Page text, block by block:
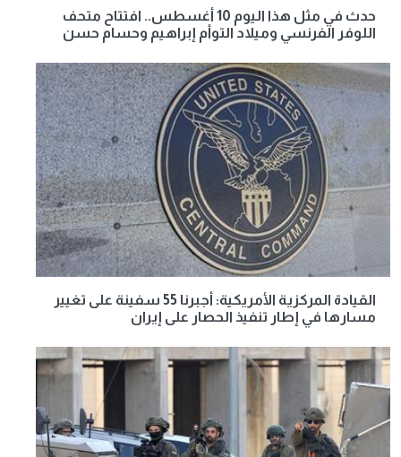
حدث في مثل هذا اليوم 10 أغسطس.. افتتاح متحف
اللوفر الفرنسي وميلاد التوأم إبراهيم وحسام حسن
القيادة المركزية الأمريكية: أجبرنا 55 سفينة على تغيير
مسارها في إطار تنفيذ الحصار على إيران